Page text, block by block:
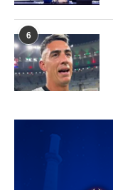
6